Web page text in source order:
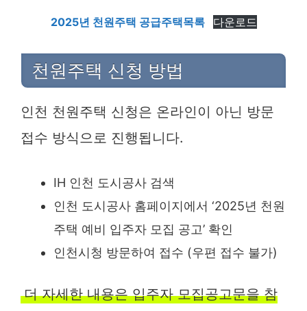
2025년 천원주택 공급주택목록 다운로드
천원주택 신청 방법
인천 천원주택 신청은 온라인이 아닌 방문
접수 방식으로 진행됩니다.
IH 인천 도시공사 검색
인천 도시공사 홈페이지에서 ‘2025년 천원
주택 예비 입주자 모집 공고’ 확인
인천시청 방문하여 접수 (우편 접수 불가)
더 자세한 내용은 입주자 모집공고문을 참